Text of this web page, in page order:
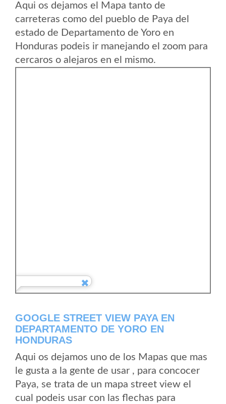
Aqui os dejamos el Mapa tanto de
carreteras como del pueblo de Paya del
estado de Departamento de Yoro en
Honduras podeis ir manejando el zoom para
cercaros o alejaros en el mismo.
GOOGLE STREET VIEW PAYA EN
DEPARTAMENTO DE YORO EN
HONDURAS
Aqui os dejamos uno de los Mapas que mas
le gusta a la gente de usar , para concocer
Paya, se trata de un mapa street view el
cual podeis usar con las flechas para